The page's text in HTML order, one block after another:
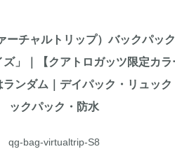
チャルトリップ）バックパック
ズ」｜【クアトロガッツ限定カラ
ランダム｜デイパック・リュック
ックパック・防水
qg-bag-virtualtrip-S8